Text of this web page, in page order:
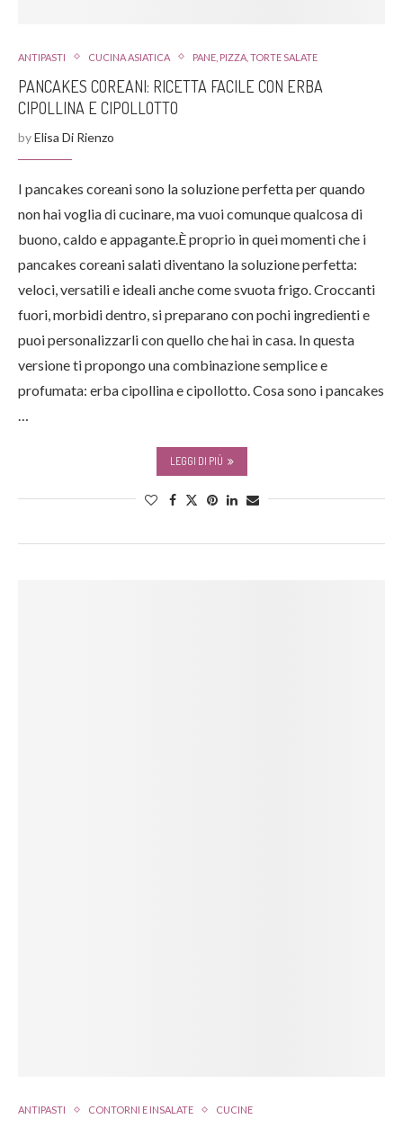
ANTIPASTI CUCINA ASIATICA PANE, PIZZA, TORTE SALATE
PANCAKES COREANI: RICETTA FACILE CON ERBA
CIPOLLINA E CIPOLLOTTO
byElisa Di Rienzo
I pancakes coreani sono la soluzione perfetta per quando
non hai voglia di cucinare, ma vuoi comunque qualcosa di
buono, caldo e appagante.È proprio in quei momenti che i
pancakes coreani salati diventano la soluzione perfetta:
veloci, versatili e ideali anche come svuota frigo. Croccanti
fuori, morbidi dentro, si preparano con pochi ingredienti e
puoi personalizzarli con quello che hai in casa. In questa
versione ti propongo una combinazione semplice e
profumata: erba cipollina e cipollotto. Cosa sono i pancakes
…
LEGGI DI PIÙ
ANTIPASTI CONTORNI E INSALATE CUCINE